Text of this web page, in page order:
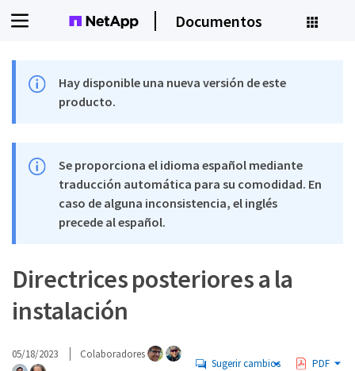
Documentos
Hay disponible una nueva versión de este
producto.
Se proporciona el idioma español mediante
traducción automática para su comodidad. En
caso de alguna inconsistencia, el inglés
precede al español.
Directrices posteriores a la
instalación
05/18/2023 Colaboradores
Sugerir cambios PDF